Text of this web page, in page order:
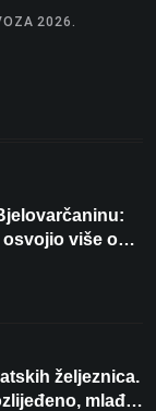
meti ovi
2026.
osvojio više od
željeznica.
mlađa